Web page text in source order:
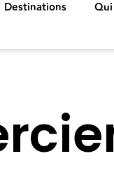
Destinations